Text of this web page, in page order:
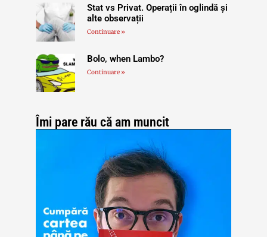
Stat vs Privat. Operații în oglindă și
alte observații
Continuare »
Bolo, when Lambo?
Continuare »
Îmi pare rău că am muncit